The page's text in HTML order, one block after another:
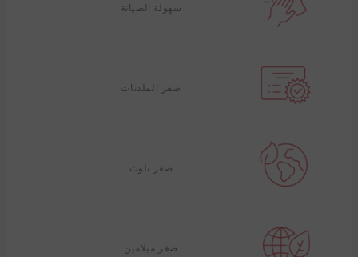
سهولة الصيانة
صفر الملدنات
صفر تلوث
صفر ميلامين